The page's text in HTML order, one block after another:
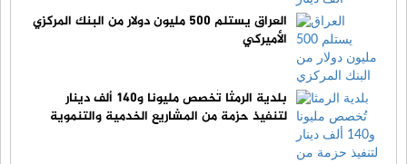
العراق يستلم 500 مليون دولار من البنك المركزي
الأميركي
بلدية الرمثا تُخصص مليونا و140 ألف دينار
لتنفيذ حزمة من المشاريع الخدمية والتنموية